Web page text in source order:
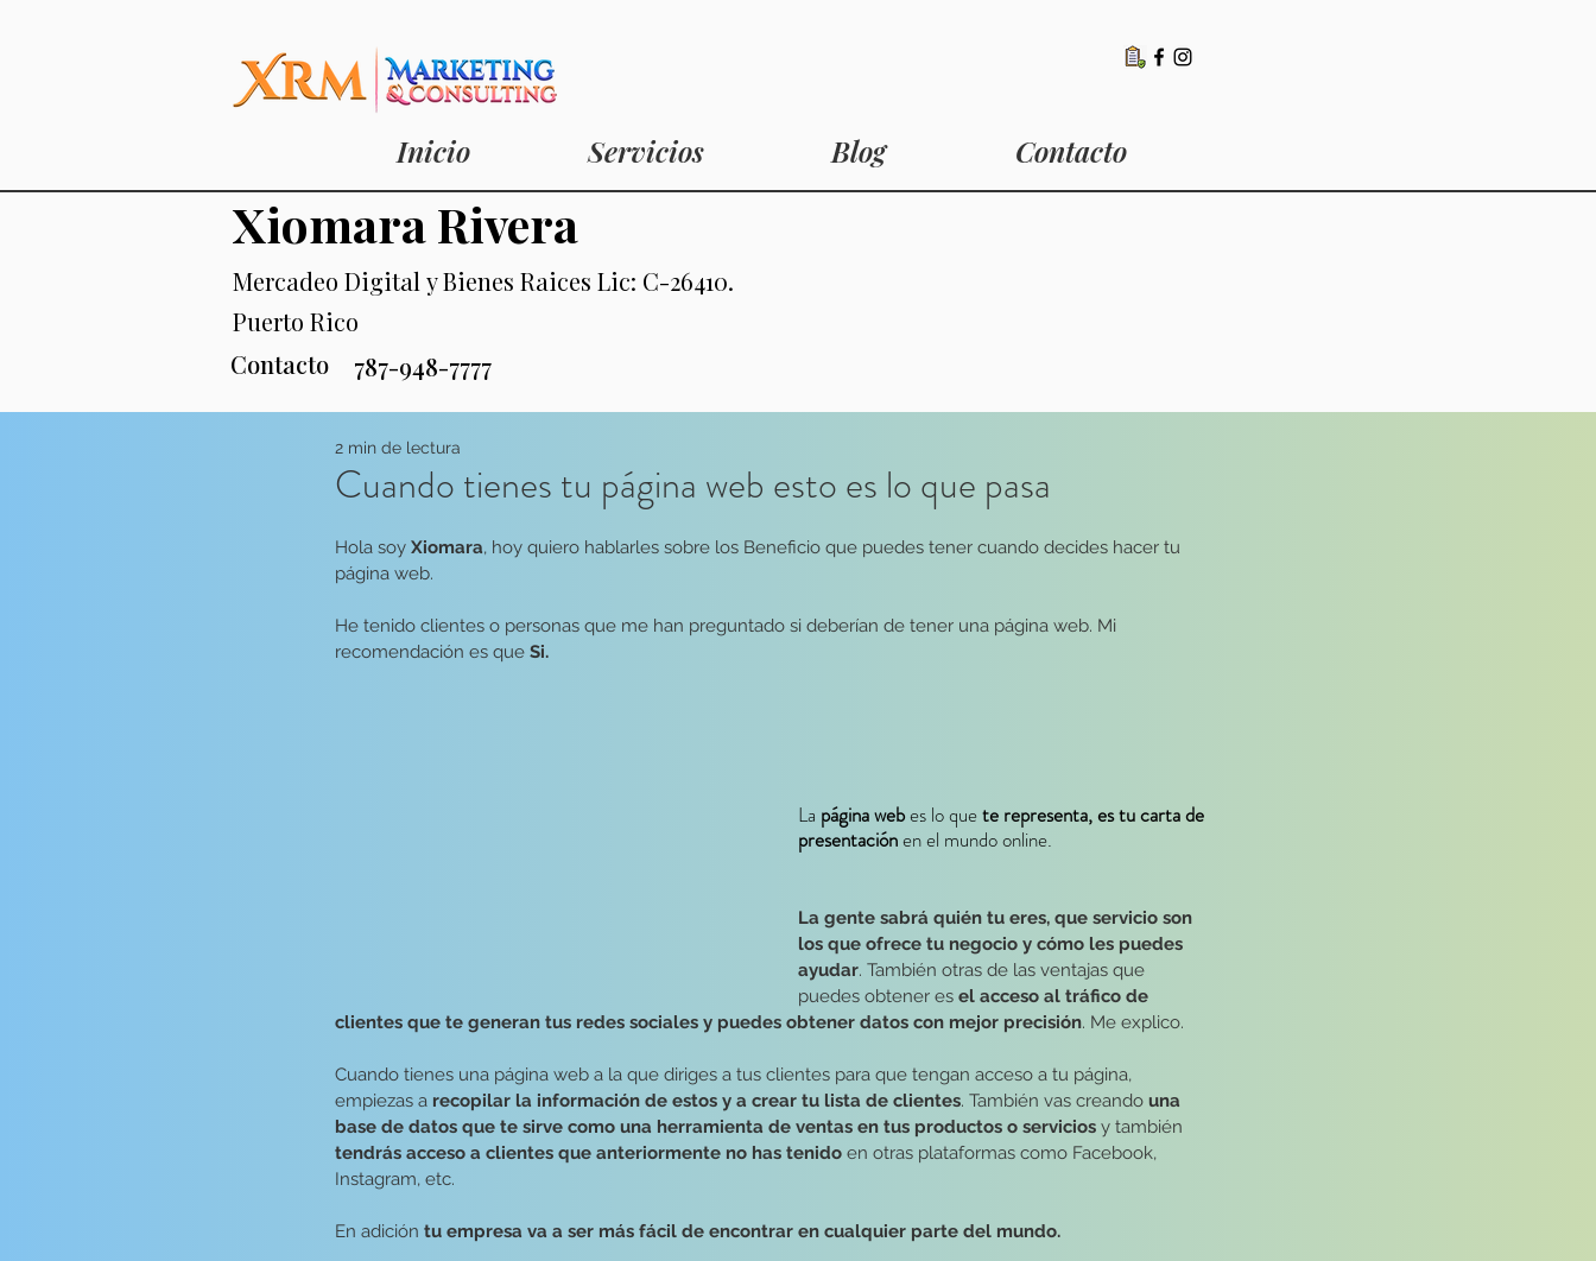
Inicio Servicios Blog Contacto
Xiomara Rivera
Mercadeo Digital y Bienes Raices Lic: C-26410.
Puerto Rico
Contacto
787-948-7777
Cuando tienes tu página web esto es lo que pasa
2 min de lectura
Hola soy Xiomara, hoy quiero hablarles sobre los Beneficio que puedes tener cuando decides hacer tu
página web.
He tenido clientes o personas que me han preguntado si deberían de tener una página web. Mi
recomendación es que Si.
La página web es lo que te representa, es tu carta de
presentación en el mundo online.
La gente sabrá quién tu eres, que servicio son
los que ofrece tu negocio y cómo les puedes
ayudar. También otras de las ventajas que
puedes obtener es el acceso al tráfico de
clientes que te generan tus redes sociales y puedes obtener datos con mejor precisión. Me explico.
Cuando tienes una página web a la que diriges a tus clientes para que tengan acceso a tu página,
empiezas a recopilar la información de estos y a crear tu lista de clientes. También vas creando una
base de datos que te sirve como una herramienta de ventas en tus productos o servicios y también
tendrás acceso a clientes que anteriormente no has tenido en otras plataformas como Facebook,
Instagram, etc.
En adición tu empresa va a ser más fácil de encontrar en cualquier parte del mundo.